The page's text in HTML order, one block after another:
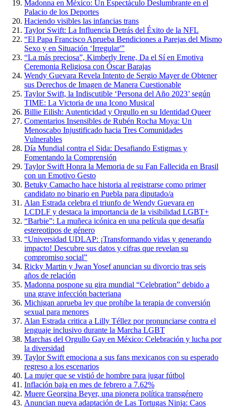
Madonna en México: Un Espectáculo Deslumbrante en el
Palacio de los Deportes
Haciendo visibles las infancias trans
Taylor Swift: La Influencia Detrás del Éxito de la NFL
“El Papa Francisco Aprueba Bendiciones a Parejas del Mismo
Sexo y en Situación ‘Irregular'”
“La más preciosa”, Kimberly Irene, Da el Sí en Emotiva
Ceremonia Religiosa con Óscar Barajas
Wendy Guevara Revela Intento de Sergio Mayer de Obtener
sus Derechos de Imagen de Manera Cuestionable
Taylor Swift, la Indiscutible ‘Persona del Año 2023’ según
TIME: La Victoria de una Icono Musical
Billie Eilish: Autenticidad y Orgullo en su Identidad Queer
Comentarios Insensibles de Rubén Rocha Moya: Un
Menoscabo Injustificado hacia Tres Comunidades
Vulnerables
Día Mundial contra el Sida: Desafiando Estigmas y
Fomentando la Comprensión
Taylor Swift Honra la Memoria de su Fan Fallecida en Brasil
con un Emotivo Gesto
Betuky Camacho hace historia al registrarse como primer
candidato no binario en Puebla para diputado/a
Alan Estrada celebra el triunfo de Wendy Guevara en
LCDLF y destaca la importancia de la visibilidad LGBT+
“Barbie”: La muñeca icónica en una película que desafía
estereotipos de género
“Universidad UDLAP: ¡Transformando vidas y generando
impacto! Descubre sus datos y cifras que revelan su
compromiso social”
Ricky Martin y Jwan Yosef anuncian su divorcio tras seis
años de relación
Madonna pospone su gira mundial “Celebration” debido a
una grave infección bacteriana
Michigan aprueba ley que prohíbe la terapia de conversión
sexual para menores
Alan Estrada critica a Lilly Téllez por pronunciarse contra el
lenguaje inclusivo durante la Marcha LGBT
Marchas del Orgullo Gay en México: Celebración y lucha por
la diversidad
Taylor Swift emociona a sus fans mexicanos con su esperado
regreso a los escenarios
La mujer que se vistió de hombre para jugar fútbol
Inflación baja en mes de febrero a 7.62%
Muere Georgina Beyer, una pionera política transgénero
Anuncian nueva adaptación de Las Tortugas Ninja: Caos